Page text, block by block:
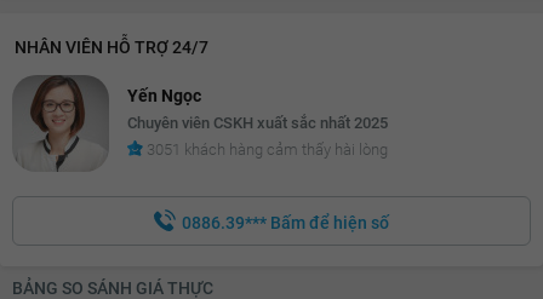
NHÂN VIÊN HỖ TRỢ 24/7
Yến Ngọc
Chuyên viên CSKH xuất sắc nhất 2025
3051 khách hàng cảm thấy hài lòng
0886.39*** Bấm để hiện số
BẢNG SO SÁNH GIÁ THỰC